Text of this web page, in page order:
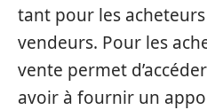
tant pour les
vendeurs. Pour les
vente permet
avoir à fournir un